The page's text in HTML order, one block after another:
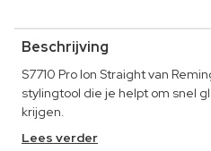
Beschrijving
S7710 Pro Ion Straight van
stylingtool die je helpt om snel
krijgen.
Lees verder